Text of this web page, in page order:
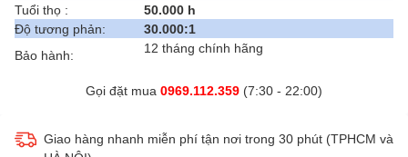
Tuổi thọ :
50.000 h
Độ tương phản:
30.000:1
Bảo hành:
12 tháng chính hãng
Gọi đặt mua 0969.112.359 (7:30 - 22:00)
Giao hàng nhanh miễn phí tận nơi trong 30 phút (TPHCM và